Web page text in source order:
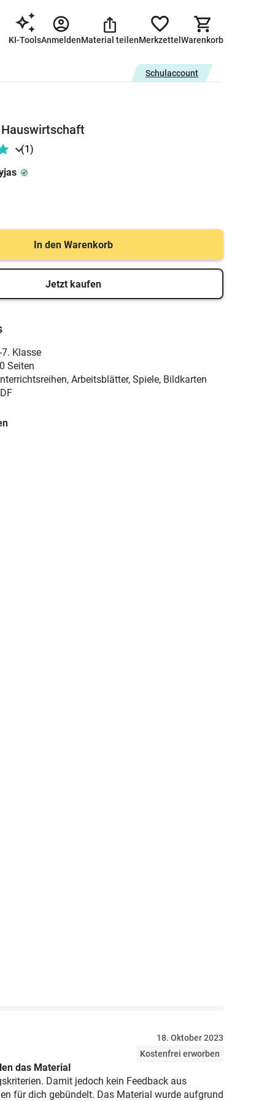
KI-ToolsAnmeldenMaterial teilenMerkzettel Warenkorb
Schulaccount
(1)
In den Warenkorb
Jetzt kaufen
7. Klasse
Seiten
Arbeitsblätter, Spiele, Bildkarten
18. Oktober 2023
Kostenfrei erworben
das Material
Damit jedoch kein Feedback aus
für dich gebündelt. Das Material wurde aufgrund